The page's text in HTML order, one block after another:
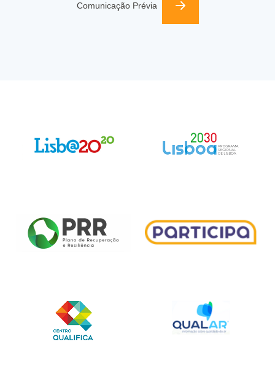
Comunicação Prévia